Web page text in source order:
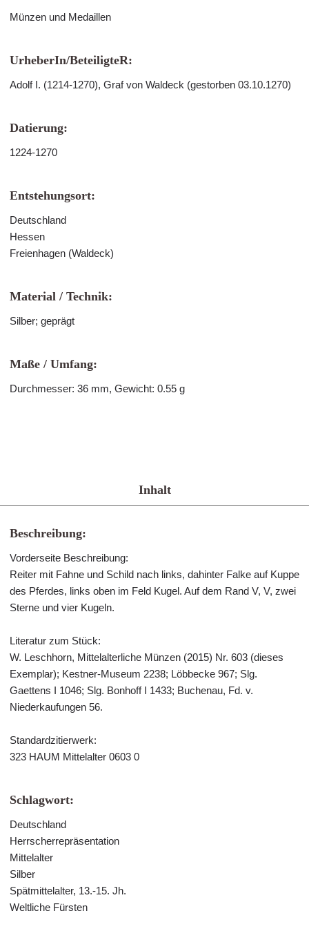
Münzen und Medaillen
UrheberIn/BeteiligteR:
Adolf I. (1214-1270), Graf von Waldeck (gestorben 03.10.1270)
Datierung:
1224-1270
Entstehungsort:
Deutschland
Hessen
Freienhagen (Waldeck)
Material / Technik:
Silber; geprägt
Maße / Umfang:
Durchmesser: 36 mm, Gewicht: 0.55 g
Inhalt
Beschreibung:
Vorderseite Beschreibung:
Reiter mit Fahne und Schild nach links, dahinter Falke auf Kuppe
des Pferdes, links oben im Feld Kugel. Auf dem Rand V, V, zwei
Sterne und vier Kugeln.
Literatur zum Stück:
W. Leschhorn, Mittelalterliche Münzen (2015) Nr. 603 (dieses
Exemplar); Kestner-Museum 2238; Löbbecke 967; Slg.
Gaettens I 1046; Slg. Bonhoff I 1433; Buchenau, Fd. v.
Niederkaufungen 56.
Standardzitierwerk:
323 HAUM Mittelalter 0603 0
Schlagwort:
Deutschland
Herrscherrepräsentation
Mittelalter
Silber
Spätmittelalter, 13.-15. Jh.
Weltliche Fürsten